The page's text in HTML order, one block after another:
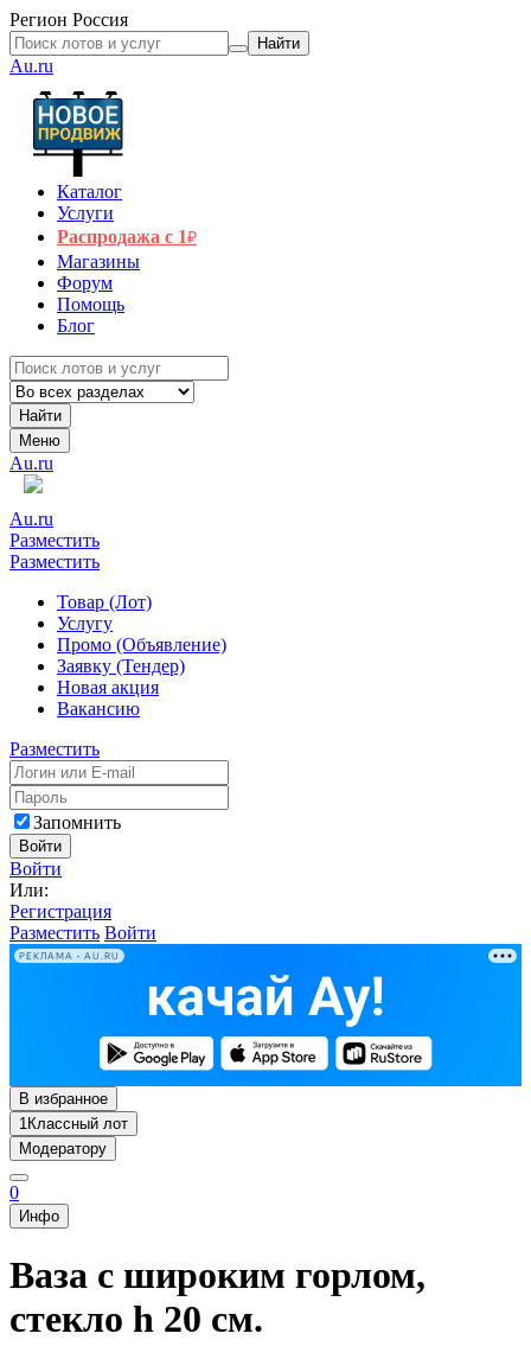
Регион Россия
Найти
Au.ru
Каталог
Услуги
Распродажа с 1₽
Магазины
Форум
Помощь
Блог
Найти
Меню
Au.ru
Au.ru
Разместить
Разместить
Товар (Лот)
Услугу
Промо (Объявление)
Заявку (Тендер)
Новая акция
Вакансию
Разместить
Запомнить
Войти
Войти
Или:
Регистрация
Разместить Войти
РЕКЛАМА • AU.RU
В избранное
1Классный лот
Модератору
0
Инфо
Ваза с широким горлом,
стекло h 20 см.